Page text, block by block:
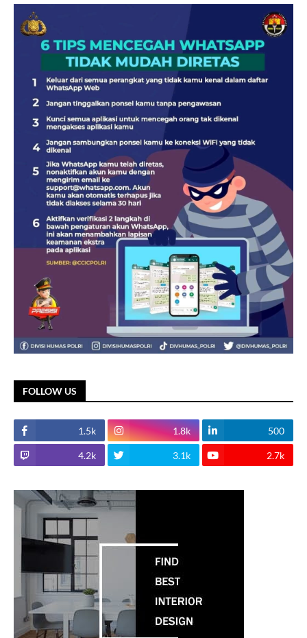
FOLLOW US
1.5k 1.8k 500
4.2k 3.1k 2.7k